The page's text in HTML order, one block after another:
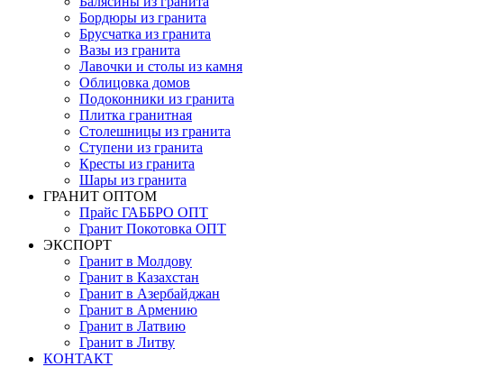
Бордюры из гранита
Брусчатка из гранита
Вазы из гранита
Лавочки и столы из камня
Облицовка домов
Подоконники из гранита
Плитка гранитная
Столешницы из гранита
Ступени из гранита
Кресты из гранита
Шары из гранита
ГРАНИТ ОПТОМ
Прайс ГАББРО ОПТ
Гранит Покотовка ОПТ
ЭКСПОРТ
Гранит в Молдову
Гранит в Казахстан
Гранит в Азербайджан
Гранит в Армению
Гранит в Латвию
Гранит в Литву
КОНТАКТ